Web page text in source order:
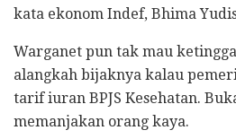
kata ekonom Indef, Bhima
Warganet pun tak mau
alangkah bijaknya kalau
tarif iuran BPJS Kesehatan.
memanjakan orang kaya.